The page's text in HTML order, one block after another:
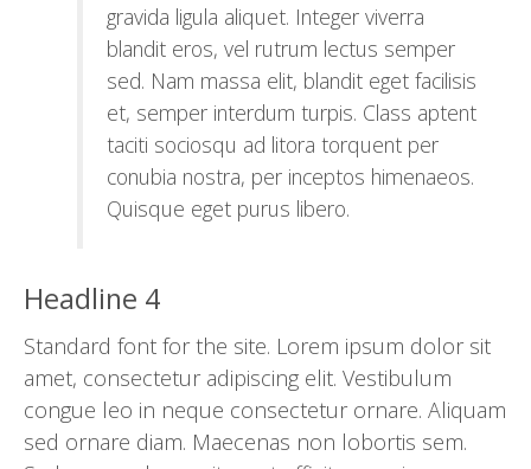
gravida ligula aliquet. Integer viverra
blandit eros, vel rutrum lectus semper
sed. Nam massa elit, blandit eget facilisis
et, semper interdum turpis. Class aptent
taciti sociosqu ad litora torquent per
conubia nostra, per inceptos himenaeos.
Quisque eget purus libero.
Headline 4
Standard font for the site. Lorem ipsum dolor sit
amet, consectetur adipiscing elit. Vestibulum
congue leo in neque consectetur ornare. Aliquam
sed ornare diam. Maecenas non lobortis sem.